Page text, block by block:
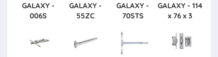
GALAXY -
006S
GALAXY -
55ZC
GALAXY -
70STS
GALAXY - 114
x 76 x 3